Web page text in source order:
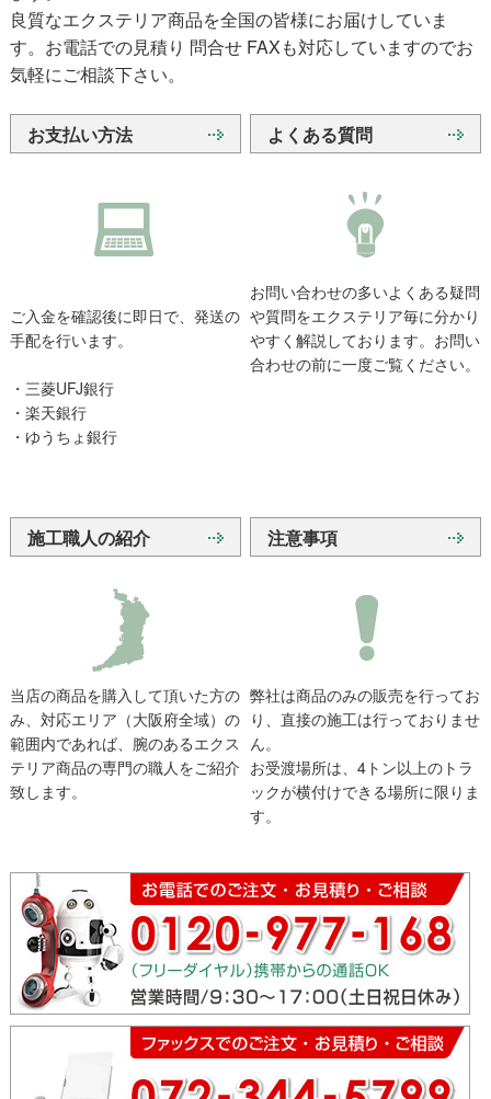
良質なエクステリア商品を全国の皆様にお届けしていま
す。お電話での見積り 問合せ FAXも対応していますのでお
気軽にご相談下さい。
お支払い方法
ご入金を確認後に即日で、発送の
手配を行います。
・三菱UFJ銀行
・楽天銀行
・ゆうちょ銀行
よくある質問
お問い合わせの多いよくある疑問
や質問をエクステリア毎に分かり
やすく解説しております。お問い
合わせの前に一度ご覧ください。
施工職人の紹介
当店の商品を購入して頂いた方の
み、対応エリア（大阪府全域）の
範囲内であれば、腕のあるエクス
テリア商品の専門の職人をご紹介
致します。
注意事項
弊社は商品のみの販売を行ってお
り、直接の施工は行っておりませ
ん。
お受渡場所は、4トン以上のトラ
ックが横付けできる場所に限りま
す。